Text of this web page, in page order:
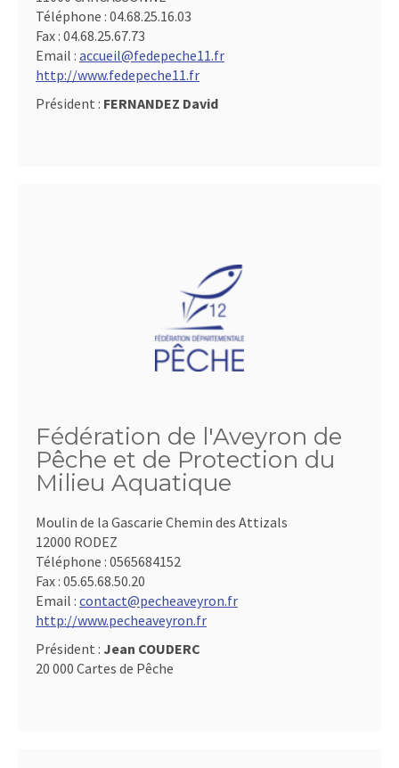
Téléphone : 04.68.25.16.03
Fax : 04.68.25.67.73
Email : accueil@fedepeche11.fr
http://www.fedepeche11.fr
Président : FERNANDEZ David
Fédération de l'Aveyron de
Pêche et de Protection du
Milieu Aquatique
Moulin de la Gascarie Chemin des Attizals
12000 RODEZ
Téléphone : 0565684152
Fax : 05.65.68.50.20
Email : contact@pecheaveyron.fr
http://www.pecheaveyron.fr
Président : Jean COUDERC
20 000 Cartes de Pêche